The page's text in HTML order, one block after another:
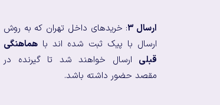
ارسال ۳
: خریدهای داخل تهران که به روش
ارسال با پیک ثبت شده اند با هماهنگی
قبلی ارسال خواهند شد تا گیرنده در
مقصد حضور داشته باشد.